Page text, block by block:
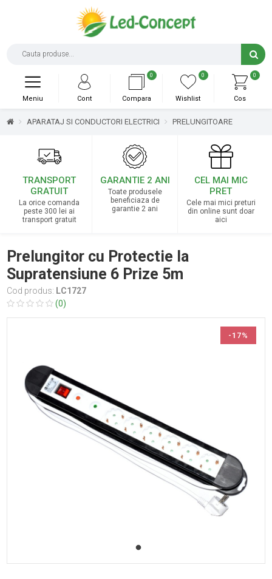
0
Cos
0
Wishlist
0
Compara
Cont
Meniu
APARATAJ SI CONDUCTORI ELECTRICI PRELUNGITOARE
TRANSPORT
GRATUIT
La orice comanda
peste 300 lei ai
transport gratuit
GARANTIE 2 ANI
Toate produsele
beneficiaza de
garantie 2 ani
CEL MAI MIC
PRET
Cele mai mici preturi
din online sunt doar
aici
Prelungitor cu Protectie la
Supratensiune 6 Prize 5m
Cod produs: LC1727
(0)
-17%